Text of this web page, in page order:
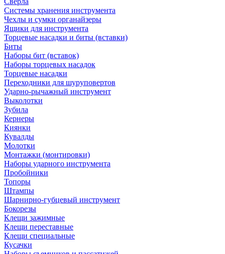
Системы хранения инструмента
Чехлы и сумки органайзеры
Ящики для инструмента
Торцевые насадки и биты (вставки)
Биты
Наборы бит (вставок)
Наборы торцевых насадок
Торцевые насадки
Переходники для шуруповертов
Ударно-рычажный инструмент
Выколотки
Зубила
Кернеры
Киянки
Кувалды
Молотки
Монтажки (монтировки)
Наборы ударного инструмента
Пробойники
Топоры
Штампы
Шарнирно-губцевый инструмент
Бокорезы
Клещи зажимные
Клещи переставные
Клещи специальные
Кусачки